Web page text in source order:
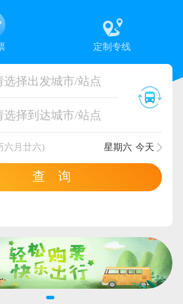
定制专线
选择出发城市/站点
选择到达城市/站点
六月廿六) 星期六 今天
查 询